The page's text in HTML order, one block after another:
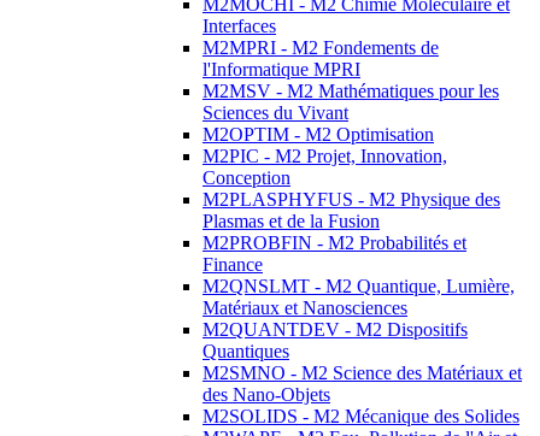
M2MOCHI - M2 Chimie Moléculaire et
Interfaces
M2MPRI - M2 Fondements de
l'Informatique MPRI
M2MSV - M2 Mathématiques pour les
Sciences du Vivant
M2OPTIM - M2 Optimisation
M2PIC - M2 Projet, Innovation,
Conception
M2PLASPHYFUS - M2 Physique des
Plasmas et de la Fusion
M2PROBFIN - M2 Probabilités et
Finance
M2QNSLMT - M2 Quantique, Lumière,
Matériaux et Nanosciences
M2QUANTDEV - M2 Dispositifs
Quantiques
M2SMNO - M2 Science des Matériaux et
des Nano-Objets
M2SOLIDS - M2 Mécanique des Solides